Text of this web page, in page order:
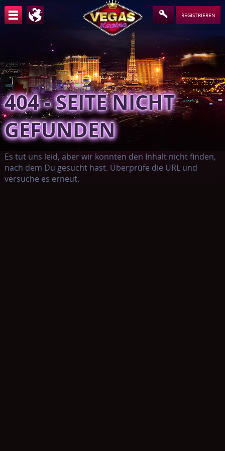
REGISTRIEREN
404 - SEITE NICHT
GEFUNDEN
Es tut uns leid, aber wir konnten den Inhalt nicht finden,
nach dem Du gesucht hast. Überprüfe die URL und
versuche es erneut.